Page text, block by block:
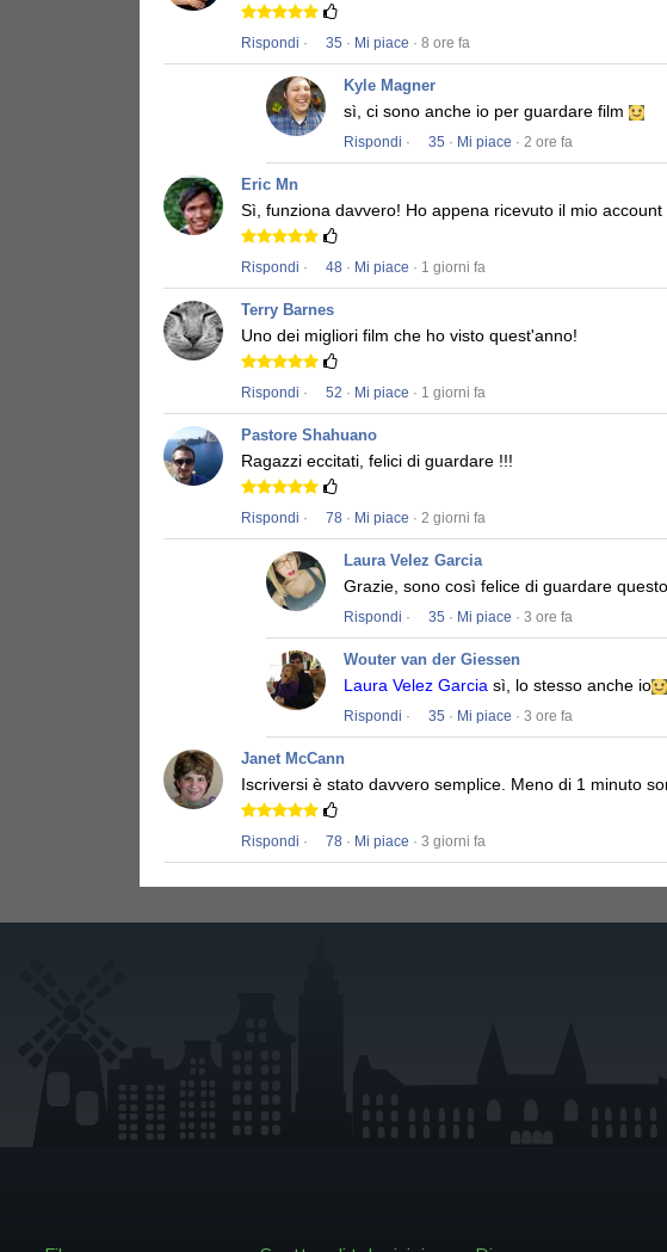
Rispondi · 35 · Mi piace · 8 ore fa
Kyle Magner
sì, ci sono anche io per guardare film
Rispondi · 35 · Mi piace · 2 ore fa
Eric Mn
Sì, funziona davvero! Ho appena ricevuto il mio
Rispondi · 48 · Mi piace · 1 giorni fa
Terry Barnes
Uno dei migliori film che ho visto quest'anno!
Rispondi · 52 · Mi piace · 1 giorni fa
Pastore Shahuano
Ragazzi eccitati, felici di guardare !!!
Rispondi · 78 · Mi piace · 2 giorni fa
Laura Velez Garcia
Grazie, sono così felice di guardare
Rispondi · 35 · Mi piace · 3 ore fa
Wouter van der Giessen
Laura Velez Garcia sì, lo stesso anche io
Rispondi · 35 · Mi piace · 3 ore fa
Janet McCann
Iscriversi è stato davvero semplice. Meno di 1 minuto
Rispondi · 78 · Mi piace · 3 giorni fa